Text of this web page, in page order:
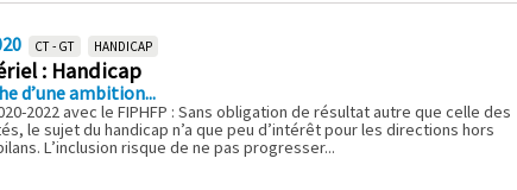
CT - GT HANDICAP
: Handicap
d’une ambition...
2022 avec le FIPHFP : Sans obligation de résultat autre que celle des
le sujet du handicap n’a que peu d’intérêt pour les directions hors
L’inclusion risque de ne pas progresser...